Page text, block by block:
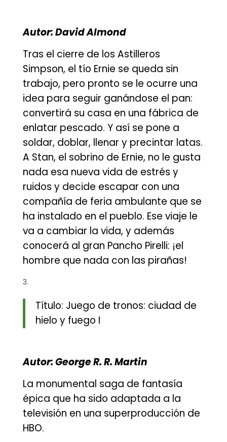
Autor: David Almond
Tras el cierre de los Astilleros
Simpson, el tío Ernie se queda sin
trabajo, pero pronto se le ocurre una
idea para seguir ganándose el pan:
convertirá su casa en una fábrica de
enlatar pescado. Y así se pone a
soldar, doblar, llenar y precintar latas.
A Stan, el sobrino de Ernie, no le gusta
nada esa nueva vida de estrés y
ruidos y decide escapar con una
compañía de feria ambulante que se
ha instalado en el pueblo. Ese viaje le
va a cambiar la vida, y además
conocerá al gran Pancho Pirelli: ¡el
hombre que nada con las pirañas!
Título: Juego de tronos: ciudad de
hielo y fuego I
Autor: George R. R. Martin
La monumental saga de fantasía
épica que ha sido adaptada a la
televisión en una superproducción de
HBO.